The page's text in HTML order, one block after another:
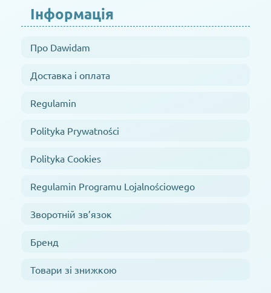
Інформація
Про Dawidam
Доставка і оплата
Regulamin
Polityka Prywatności
Polityka Cookies
Regulamin Programu Lojalnościowego
Зворотній зв’язок
Бренд
Товари зі знижкою